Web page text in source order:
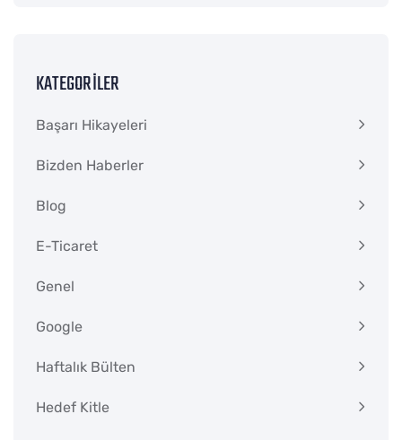
KATEGORILER
Başarı Hikayeleri
Bizden Haberler
Blog
E-Ticaret
Genel
Google
Haftalık Bülten
Hedef Kitle